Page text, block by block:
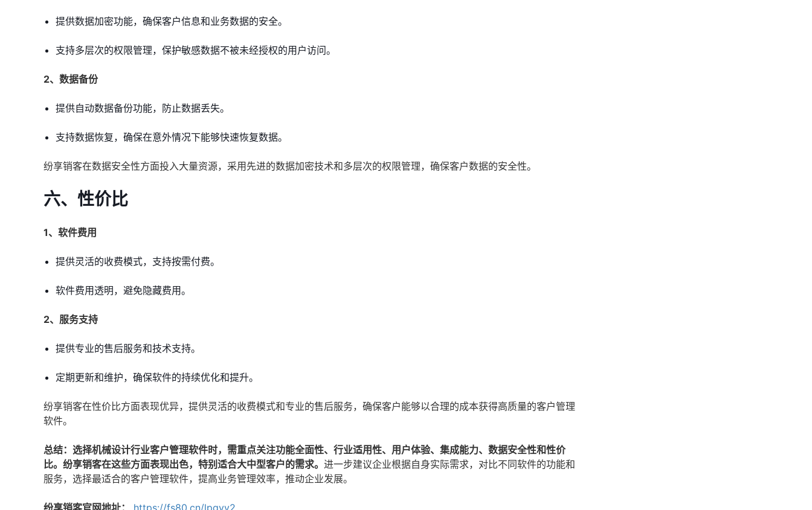
提供数据加密功能，确保客户信息和业务数据的安全。
支持多层次的权限管理，保护敏感数据不被未经授权的用户访问。
2、数据备份
提供自动数据备份功能，防止数据丢失。
支持数据恢复，确保在意外情况下能够快速恢复数据。
纷享销客在数据安全性方面投入大量资源，采用先进的数据加密技术和多层次的权限管理，确保客户数据的安全性。
六、性价比
1、软件费用
提供灵活的收费模式，支持按需付费。
软件费用透明，避免隐藏费用。
2、服务支持
提供专业的售后服务和技术支持。
定期更新和维护，确保软件的持续优化和提升。
纷享销客在性价比方面表现优异，提供灵活的收费模式和专业的售后服务，确保客户能够以合理的成本获得高质量的客户管理
软件。
总结：选择机械设计行业客户管理软件时，需重点关注功能全面性、行业适用性、用户体验、集成能力、数据安全性和性价
比。纷享销客在这些方面表现出色，特别适合大中型客户的需求。 进一步建议企业根据自身实际需求，对比不同软件的功能和
服务，选择最适合的客户管理软件，提高业务管理效率，推动企业发展。
纷享销客官网地址： https://fs80.cn/lpgyy2